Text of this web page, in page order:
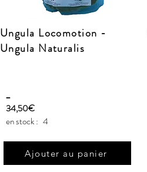
Ungula Locomotion -
Ungula Naturalis
_
34,50€
en stock : 4
Ajouter au panier